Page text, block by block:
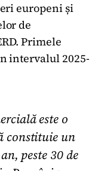
europeni și
de
Primele
intervalul 2025-
este o
constituie un
peste 30 de